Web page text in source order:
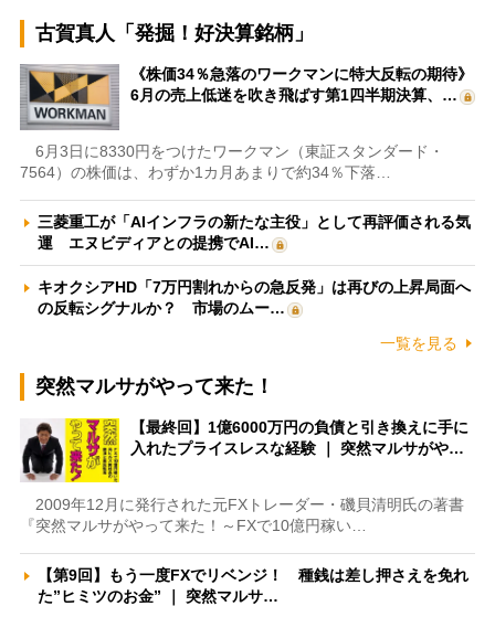
古賀真人「発掘！好決算銘柄」
《株価34％急落のワークマンに特大反転の期待》
6月の売上低迷を吹き飛ばす第1四半期決算、…
6月3日に8330円をつけたワークマン（東証スタンダード・
7564）の株価は、わずか1カ月あまりで約34％下落…
三菱重工が「AIインフラの新たな主役」として再評価される気
運 エヌビディアとの提携でAI…
キオクシアHD「7万円割れからの急反発」は再びの上昇局面へ
の反転シグナルか？ 市場のムー…
一覧を見る
突然マルサがやって来た！
【最終回】1億6000万円の負債と引き換えに手に
入れたプライスレスな経験 ｜ 突然マルサがや…
2009年12月に発行された元FXトレーダー・磯貝清明氏の著書
『突然マルサがやって来た！～FXで10億円稼い…
【第9回】もう一度FXでリベンジ！ 種銭は差し押さえを免れ
た”ヒミツのお金” ｜ 突然マルサ…